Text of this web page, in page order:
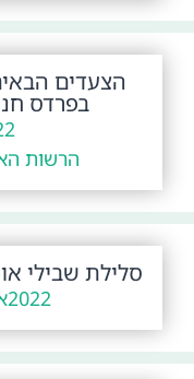
הצעדים
בפרדס
הרשות
סלילת שבילי
2022